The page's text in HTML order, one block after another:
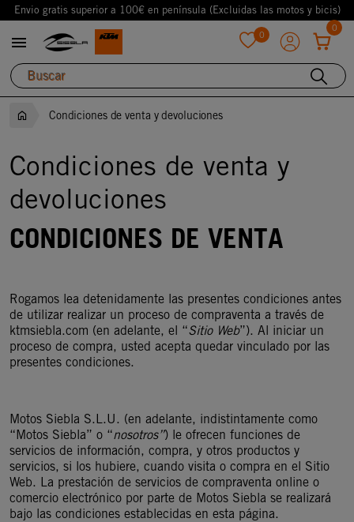
Envio gratis superior a 100€ en península (Excluidas las motos y bicis)
 0
0
Condiciones de venta y devoluciones
Condiciones de venta y
devoluciones
CONDICIONES DE VENTA
Rogamos lea detenidamente las presentes condiciones antes
de utilizar realizar un proceso de compraventa a través de
ktmsiebla.com (en adelante, el “Sitio Web”). Al iniciar un
proceso de compra, usted acepta quedar vinculado por las
presentes condiciones.
Motos Siebla S.L.U. (en adelante, indistintamente como
“Motos Siebla” o “nosotros”) le ofrecen funciones de
servicios de información, compra, y otros productos y
servicios, si los hubiere, cuando visita o compra en el Sitio
Web. La prestación de servicios de compraventa online o
comercio electrónico por parte de Motos Siebla se realizará
bajo las condiciones establecidas en esta página.